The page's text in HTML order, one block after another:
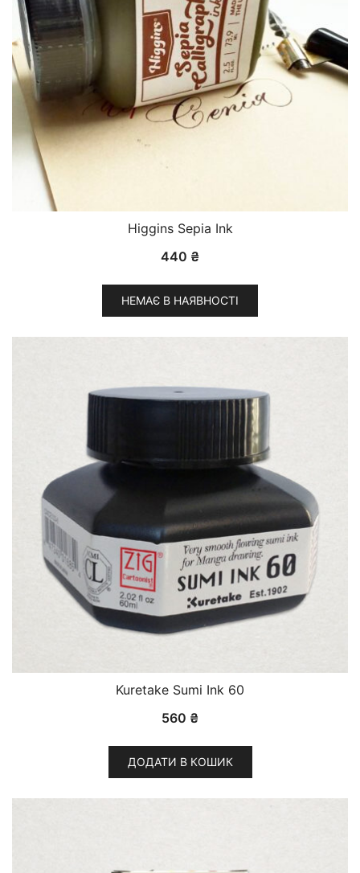
Higgins Sepia Ink
440 ₴
НЕМАЄ В НАЯВНОСТІ
Kuretake Sumi Ink 60
560 ₴
ДОДАТИ В КОШИК